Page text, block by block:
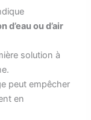
ou d’air
solution à
peut empêcher
en